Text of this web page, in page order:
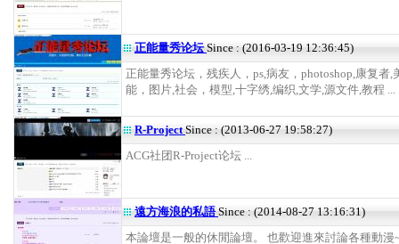
正能量秀论坛Since : (2016-03-19 12:36:45)
正能量秀论坛，残疾人，ps,病友，photoshop,康复者,
能，图片,社会，模型,十字绣,编织,文学,源文件,教程 ...
R-ProjectSince : (2013-06-27 19:58:27)
ACG社团R-Project论坛 ...
遠方海浪的私語Since : (2014-08-27 13:16:31)
本論壇是一般的休閒論壇。 也歡迎進來討論各種動漫